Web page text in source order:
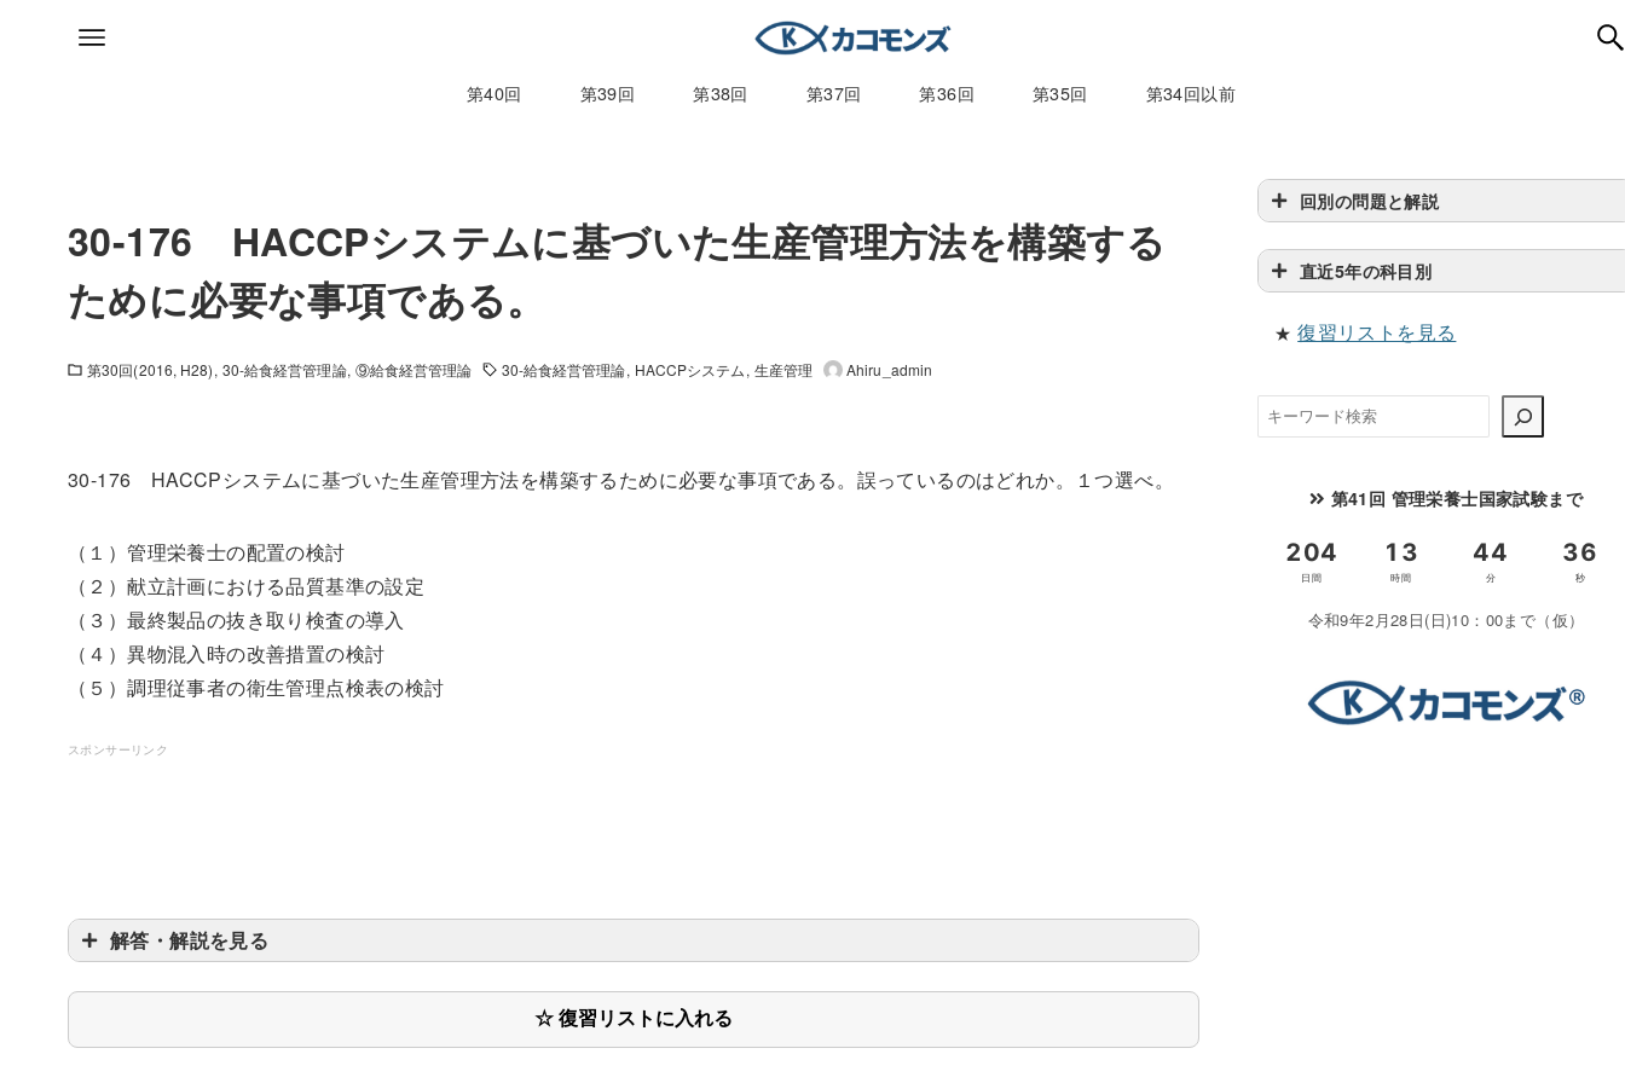
第40回 第39回 第38回 第37回 第36回 第35回 第34回以前
30-176 HACCPシステムに基づいた生産管理方法を構築する
ために必要な事項である。
第30回(2016, H28) 30-給食経営管理論 ⑨給食経営管理論 30-給食経営管理論 HACCPシステム 生産管理 Ahiru_admin
30-176 HACCPシステムに基づいた生産管理方法を構築するために必要な事項である。誤っているのはどれか。１つ選べ。
（１）管理栄養士の配置の検討
（２）献立計画における品質基準の設定
（３）最終製品の抜き取り検査の導入
（４）異物混入時の改善措置の検討
（５）調理従事者の衛生管理点検表の検討
スポンサーリンク
解答・解説を見る
〇
〇
☆ 復習リストに入れる
回別の問題と解説
直近5年の科目別
★復習リストを見る
検
索
第41回 管理栄養士国家試験まで
令和9年2月28日(日)10：00まで（仮）